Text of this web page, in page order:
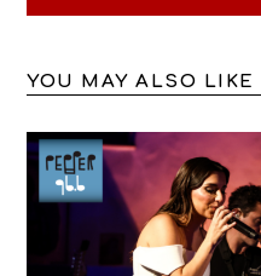
YOU MAY ALSO LIKE